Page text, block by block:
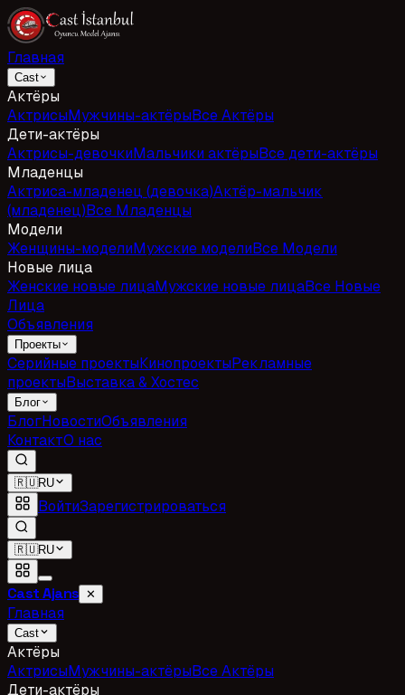
Главная
Cast
Актёры
АктрисыМужчины-актёрыВсе Актёры
Дети-актёры
Актрисы-девочкиМальчики актёрыВсе дети-актёры
Младенцы
Актриса-младенец (девочка)Актёр-мальчик
(младенец)Все Младенцы
Модели
Женщины-моделиМужские моделиВсе Модели
Новые лица
Женские новые лицаМужские новые лицаВсе Новые
Лица
Объявления
Проекты
Серийные проектыКинопроектыРекламные
проектыВыставка & Хостес
Блог
БлогНовостиОбъявления
КонтактО нас
🇷🇺RU
ВойтиЗарегистрироваться
🇷🇺RU
Cast Ajans ✕
Главная
Cast
Актёры
АктрисыМужчины-актёрыВсе Актёры
Дети-актёры